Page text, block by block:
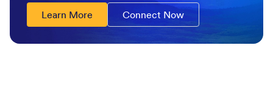
Learn More Connect Now